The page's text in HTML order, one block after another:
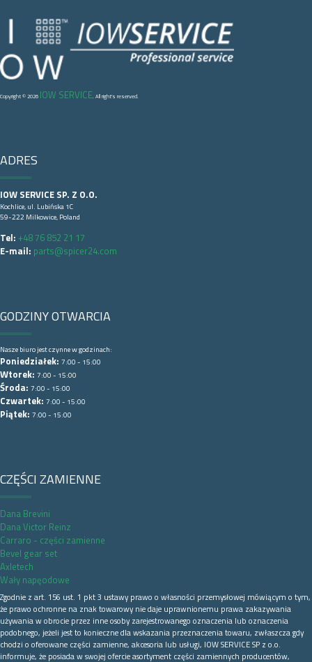
Copyright © 2026 IOW SERVICE. All right's reserved.
ADRES
IOW SERVICE SP. Z O.O.
Kochlice, ul. Lubińska 1C
59-222 Milkowice, Poland
Tel: +48 76 852 21 17
E-mail: parts@spicer24.com
GODZINY OTWARCIA
Nasze biuro jest czynne w godzinach:
Poniedziałek: 7:00 - 15:00
Wtorek: 7:00 - 15:00
Środa: 7:00 - 15:00
Czwartek: 7:00 - 15:00
Piątek: 7:00 - 15:00
CZĘŚCI ZAMIENNE
Dana Brevini
Dana Victor Reinz
Carraro - części zamienne
Bevel gear set
Axletech
Wały napęodowe
Zgodnie z art. 156 ust. 1 pkt 3 ustawy prawo o własności przemysłowej mówiącym o tym,
że prawo ochronne na znak towarowy nie daje uprawnionemu prawa zakazywania
używania w obrocie przez inne osoby zarejestrowanego oznaczenia lub oznaczenia
podobnego, jeżeli jest to konieczne dla wskazania przeznaczenia towaru, zwłaszcza gdy
chodzi o oferowane części zamienne, akcesoria lub usługi, IOW SERVICE SP z o.o.
informuje, że posiada w swojej ofercie asortyment części zamiennych producentów,